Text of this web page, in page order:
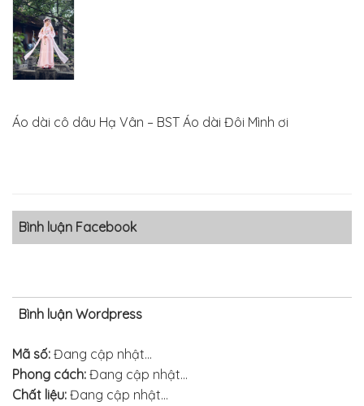
Áo dài cô dâu Hạ Vân – BST Áo dài Đôi Mình ơi
Bình luận Facebook
Bình luận Wordpress
Mã số: Đang cập nhật...
Phong cách: Đang cập nhật...
Chất liệu: Đang cập nhật...